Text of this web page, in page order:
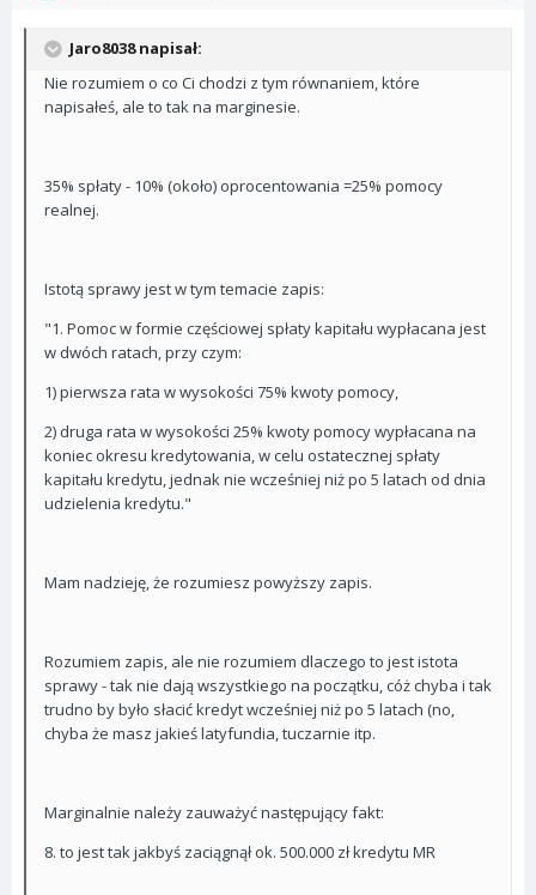
Jaro8038 napisał:
Nie rozumiem o co Ci chodzi z tym równaniem, które
napisałeś, ale to tak na marginesie.
35% spłaty - 10% (około) oprocentowania =25% pomocy
realnej.
Istotą sprawy jest w tym temacie zapis:
"1. Pomoc w formie częściowej spłaty kapitału wypłacana jest
w dwóch ratach, przy czym:
1) pierwsza rata w wysokości 75% kwoty pomocy,
2) druga rata w wysokości 25% kwoty pomocy wypłacana na
koniec okresu kredytowania, w celu ostatecznej spłaty
kapitału kredytu, jednak nie wcześniej niż po 5 latach od dnia
udzielenia kredytu."
Mam nadzieję, że rozumiesz powyższy zapis.
Rozumiem zapis, ale nie rozumiem dlaczego to jest istota
sprawy - tak nie dają wszystkiego na początku, cóż chyba i tak
trudno by było słacić kredyt wcześniej niż po 5 latach (no,
chyba że masz jakieś latyfundia, tuczarnie itp.
Marginalnie należy zauważyć następujący fakt:
8. to jest tak jakbyś zaciągnął ok. 500.000 zł kredytu MR